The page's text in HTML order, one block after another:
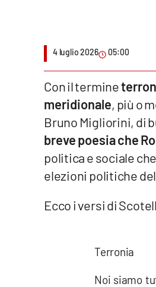
Imprese Di Calabria
Le perfidie di Antonella Grippo
Venti di comunicazione
Streaming
4 luglio 2026 05:00
Con il termine
meridionale, più o
Bruno Migliorini, di
breve poesia che
politica e sociale
elezioni politiche del
Ecco i versi di
Terronia
Noi siamo